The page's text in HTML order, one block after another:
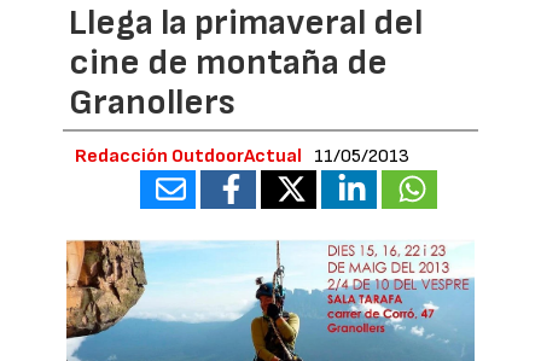
Llega la primaveral del
cine de montaña de
Granollers
Redacción OutdoorActual 11/05/2013